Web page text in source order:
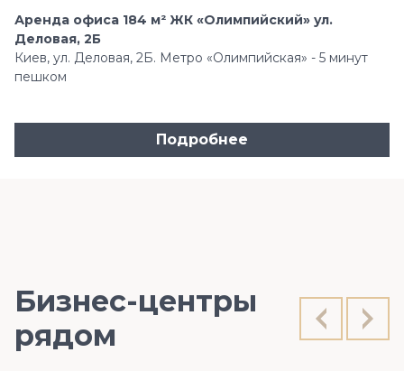
Аренда офиса 184 м² ЖК «Олимпийский» ул.
Деловая, 2Б
Киев, ул. Деловая, 2Б. Метро «Олимпийская» - 5 минут
пешком
Подробнее
Бизнес-центры
рядом